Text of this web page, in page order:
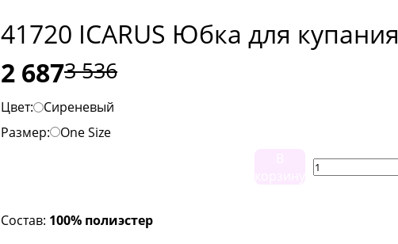
41720 ICARUS Юбка для купания
2 6873 536
Цвет:
Сиреневый
Размер:
One Size
Состав: 100% полиэстер